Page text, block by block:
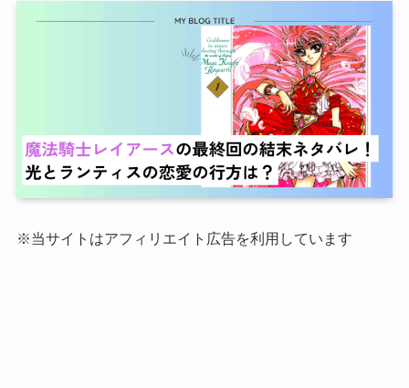
※当サイトはアフィリエイト広告を利用しています